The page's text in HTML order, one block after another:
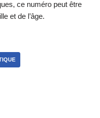
ce numéro peut être
et de l’âge.